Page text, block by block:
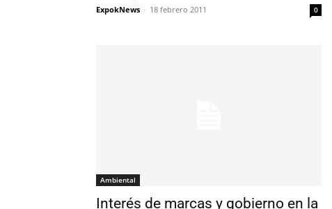
ExpokNews - 18 febrero 2011 0
Ambiental
Interés de marcas y gobierno en la